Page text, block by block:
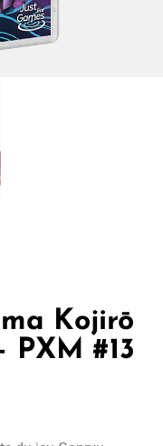
Kojirō
PXM #13